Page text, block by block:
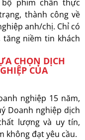
phim chân thực
thành công về
anh/chị. Chỉ có
niềm tin khách
CHỌN DỊCH
CỦA
nghiệp 15 năm,
Doanh nghiệp dịch
lượng và uy tín,
không đạt yêu cầu.